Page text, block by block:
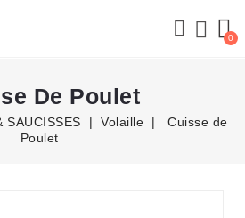
De Poulet
SAUCISSES Volaille
Cuisse de
Poulet